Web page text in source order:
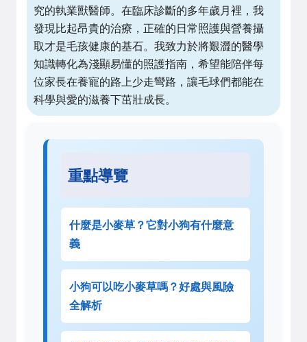
究的執業獸醫師。在臨床診斷的多年歲月裡，我
發現比起昂貴的治療，正確的日常照護與營養攝
取才是毛孩健康的基石。我致力於將艱澀的醫學
知識轉化為淺顯易懂的照護指南，希望能陪伴每
位家長在養寵的路上少走彎路，讓毛球們都能在
科學與愛的滋養下茁壯成長。
重點導覽
什麼是小麥草？它對小狗有什麼意
義
小狗可以吃小麥草嗎？好處與風險
全解析